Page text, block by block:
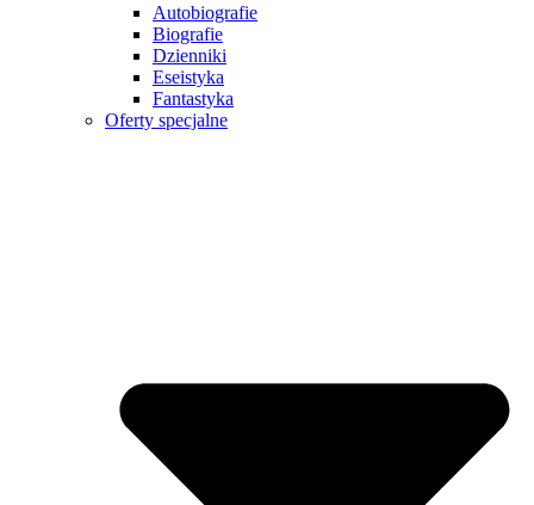
Autobiografie
Biografie
Dzienniki
Eseistyka
Fantastyka
Oferty specjalne